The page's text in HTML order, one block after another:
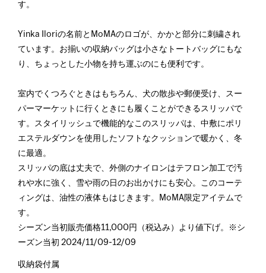
す。
Yinka Iloriの名前とMoMAのロゴが、かかと部分に刺繍され
ています。お揃いの収納バッグは小さなトートバッグにもな
り、ちょっとした小物を持ち運ぶのにも便利です。
室内でくつろぐときはもちろん、犬の散歩や郵便受け、スー
パーマーケットに行くときにも履くことができるスリッパで
す。スタイリッシュで機能的なこのスリッパは、中敷にポリ
エステルダウンを使用したソフトなクッションで暖かく、冬
に最適。
スリッパの底は丈夫で、外側のナイロンはテフロン加工で汚
れや水に強く、雪や雨の日のお出かけにも安心。このコーテ
ィングは、油性の液体もはじきます。MoMA限定アイテムで
す。
シーズン当初販売価格11,000円（税込み）より値下げ。※シ
ーズン当初 2024/11/09-12/09
収納袋付属